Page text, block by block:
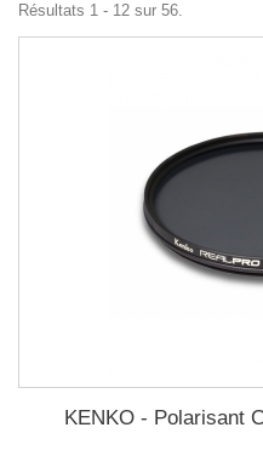
Résultats 1 - 12 sur 56.
KENKO - Polarisant